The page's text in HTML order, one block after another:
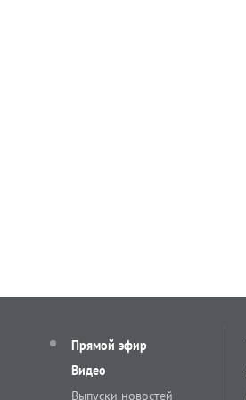
Прямой эфир
Видео
Выпуски новостей